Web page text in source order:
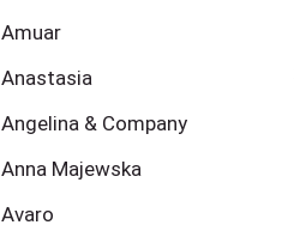
Amuar
Anastasia
Angelina & Company
Anna Majewska
Avaro